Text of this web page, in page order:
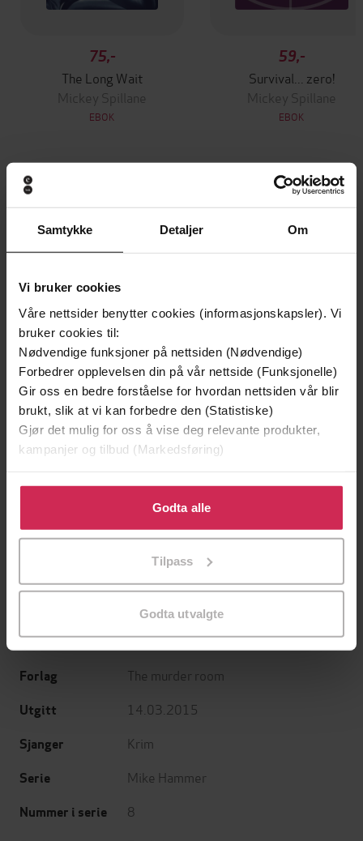
Samtykke Detaljer Om
Vi bruker cookies
Våre nettsider benytter cookies (informasjonskapsler). Vi
bruker cookies til:
Nødvendige funksjoner på nettsiden (Nødvendige)
Forbedrer opplevelsen din på vår nettside (Funksjonelle)
Gir oss en bedre forståelse for hvordan nettsiden vår blir
brukt, slik at vi kan forbedre den (Statistiske)
Gjør det mulig for oss å vise deg relevante produkter,
kampanjer og tilbud (Markedsføring)
Klikk på «Godta alle» for å gi oss ditt samtykke til å
bruke cookies for alle disse formålene. Du kan også
tilpasse ditt samtykke til spesifikke formål ved å klikke
Godta alle
Tilpass
Godta utvalgte
75,-
The Long Wait
Mickey Spillane
EBOK
59,-
Survival... zero!
Mickey Spillane
EBOK
Andre har også kjøpt
Premium
Jo Nesbø
Jørn Lier Horst
Forfattere Mickey Spillane(forfatter)
Forlag The murder room
Utgitt 14.03.2015
Sjanger Krim
Serie Mike Hammer
Nummer i serie 8